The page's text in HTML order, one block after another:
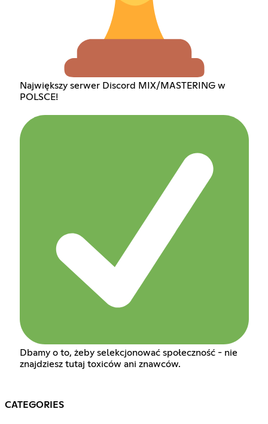
Największy serwer Discord MIX/MASTERING w
POLSCE!
Dbamy o to, żeby selekcjonować społeczność - nie
znajdziesz tutaj toxiców ani znawców.
CATEGORIES